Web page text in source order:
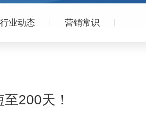
行业动态 营销常识
200天！